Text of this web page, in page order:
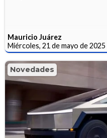
Mauricio Juárez
Miércoles, 21 de mayo de 2025
Novedades